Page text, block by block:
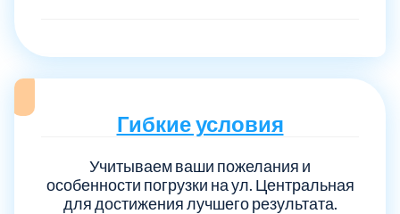
Гибкие условия
Учитываем ваши пожелания и
особенности погрузки на ул. Центральная
для достижения лучшего результата.